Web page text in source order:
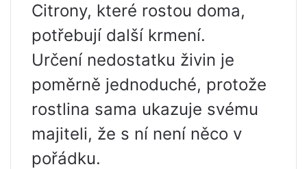
Citrony, které rostou doma,
potřebují další krmení.
Určení nedostatku živin je
poměrně jednoduché, protože
rostlina sama ukazuje svému
majiteli, že s ní není něco v
pořádku.